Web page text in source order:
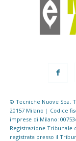
© Tecniche Nuove Spa.
20157 Milano | Codice
imprese di Milano:
Registrazione Tribunale
registrata presso il